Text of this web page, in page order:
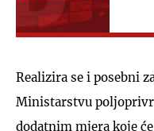
Realizira se i posebni
Ministarstvu
dodatnim mjera koje